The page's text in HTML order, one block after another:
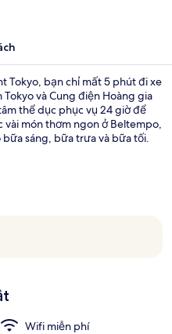
Tokyo, bạn chỉ mất 5 phút đi xe
và Cung điện Hoàng gia
thể dục phục vụ 24 giờ để
món thơm ngon ở Beltempo,
sáng, bữa trưa và bữa tối.
du lịch thích vị trí của nơi lưu
đi bộ một quãng ngắn là đến
Kudanshita 7 phút và Ga
h
Wifi miễn phí